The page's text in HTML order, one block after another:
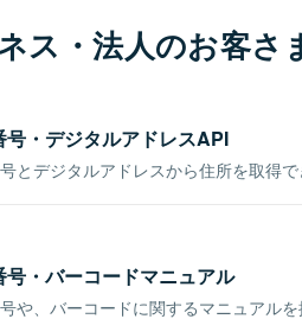
ス・法人のお客さ
号・デジタルアドレスAPI
とデジタルアドレスから住所を取得で
号・バーコードマニュアル
や、バーコードに関するマニュアルを